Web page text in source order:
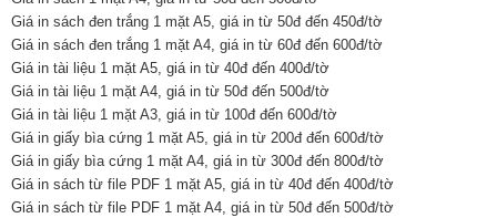
Giá in sách đen trắng 1 mặt A5, giá in từ 50đ đến 450đ/tờ
Giá in sách đen trắng 1 mặt A4, giá in từ 60đ đến 600đ/tờ
Giá in tài liệu 1 mặt A5, giá in từ 40đ đến 400đ/tờ
Giá in tài liệu 1 mặt A4, giá in từ 50đ đến 500đ/tờ
Giá in tài liệu 1 mặt A3, giá in từ 100đ đến 600đ/tờ
Giá in giấy bìa cứng 1 mặt A5, giá in từ 200đ đến 600đ/tờ
Giá in giấy bìa cứng 1 mặt A4, giá in từ 300đ đến 800đ/tờ
Giá in sách từ file PDF 1 mặt A5, giá in từ 40đ đến 400đ/tờ
Giá in sách từ file PDF 1 mặt A4, giá in từ 50đ đến 500đ/tờ